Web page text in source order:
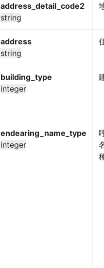
address_detail_code2
string
address
string
building_type
integer
endearing_name_type
integer